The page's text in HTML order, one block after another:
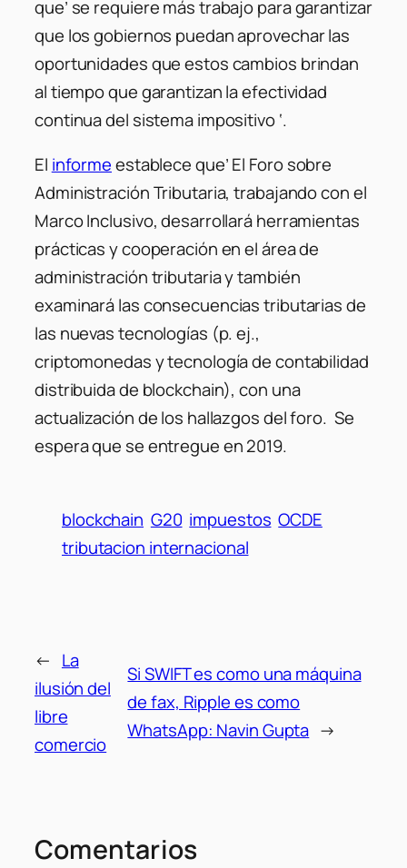
que’ se requiere más trabajo para garantizar
que los gobiernos puedan aprovechar las
oportunidades que estos cambios brindan
al tiempo que garantizan la efectividad
continua del sistema impositivo ‘.
El informeestablece que’ El Foro sobre
Administración Tributaria, trabajando con el
Marco Inclusivo, desarrollará herramientas
prácticas y cooperación en el área de
administración tributaria y también
examinará las consecuencias tributarias de
las nuevas tecnologías (p. ej.,
criptomonedas y tecnología de contabilidad
distribuida de blockchain), con una
actualización de los hallazgos del foro. Se
espera que se entregue en 2019.
blockchain G20 impuestos OCDE
tributacion internacional
← La
ilusión del
libre
comercio
Si SWIFT es como una máquina
de fax, Ripple es como
WhatsApp: Navin Gupta →
Comentarios